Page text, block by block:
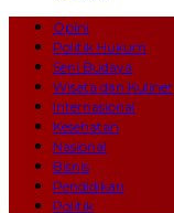
Opini
Politik Hukum
Seni Budaya
Wisata dan Kuliner
Internasional
Kesehatan
Nasional
Bisnis
Pendidikan
Politik